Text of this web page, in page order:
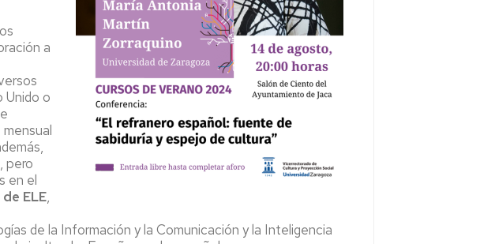
a
Unido o
pero
en el
ELE,
de la Información y la Comunicación y la Inteligencia